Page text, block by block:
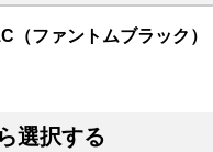
（ファントムブラック）
選択する